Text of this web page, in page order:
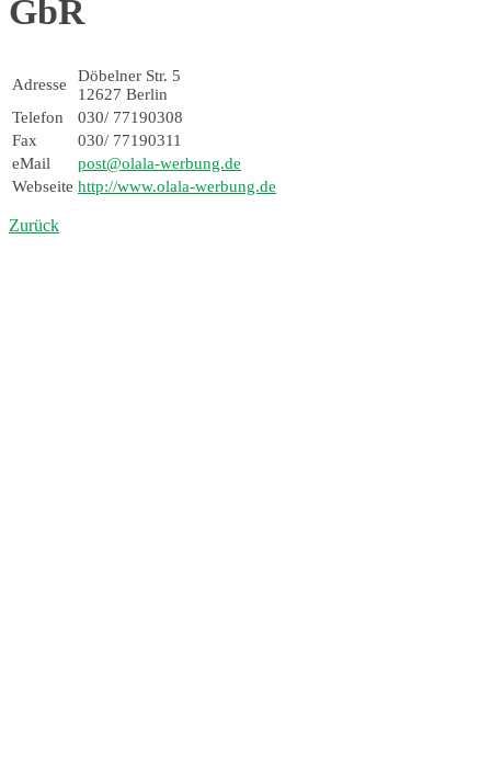
GbR
Adresse
Döbelner Str. 5
12627 Berlin
Telefon
030/ 77190308
Fax
030/ 77190311
eMail
post@olala-werbung.de
Webseite http://www.olala-werbung.de
Zurück